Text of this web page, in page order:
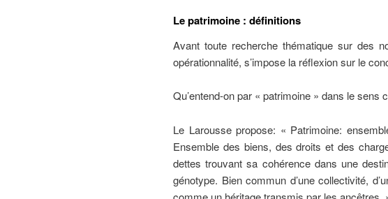
Le patrimoine : définitions
Avant toute recherche thématique sur des
opérationnalité, s’impose la réflexion sur le
Qu’entend-on par « patrimoine » dans le sens
Le Larousse propose: « Patrimoine:
Ensemble des biens, des droits et des
dettes trouvant sa cohérence dans une
génotype. Bien commun d’une collectivité,